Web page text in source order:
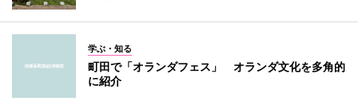
学ぶ・知る
町田で「オランダフェス」 オランダ文化を多角的
に紹介